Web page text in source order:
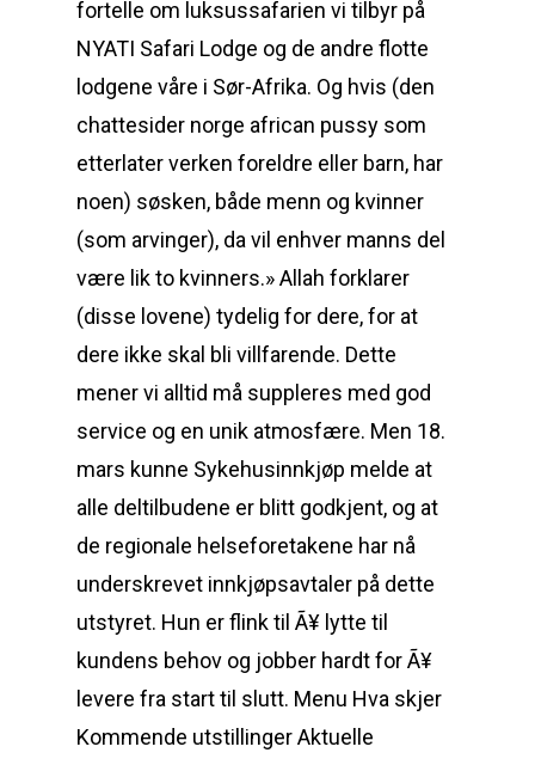
fortelle om luksussafarien vi tilbyr på
NYATI Safari Lodge og de andre flotte
lodgene våre i Sør-Afrika. Og hvis (den
chattesider norge african pussy som
etterlater verken foreldre eller barn, har
noen) søsken, både menn og kvinner
(som arvinger), da vil enhver manns del
være lik to kvinners.» Allah forklarer
(disse lovene) tydelig for dere, for at
dere ikke skal bli villfarende. Dette
mener vi alltid må suppleres med god
service og en unik atmosfære. Men 18.
mars kunne Sykehusinnkjøp melde at
alle deltilbudene er blitt godkjent, og at
de regionale helseforetakene har nå
underskrevet innkjøpsavtaler på dette
utstyret. Hun er flink til Ã¥ lytte til
kundens behov og jobber hardt for Ã¥
levere fra start til slutt. Menu Hva skjer
Kommende utstillinger Aktuelle